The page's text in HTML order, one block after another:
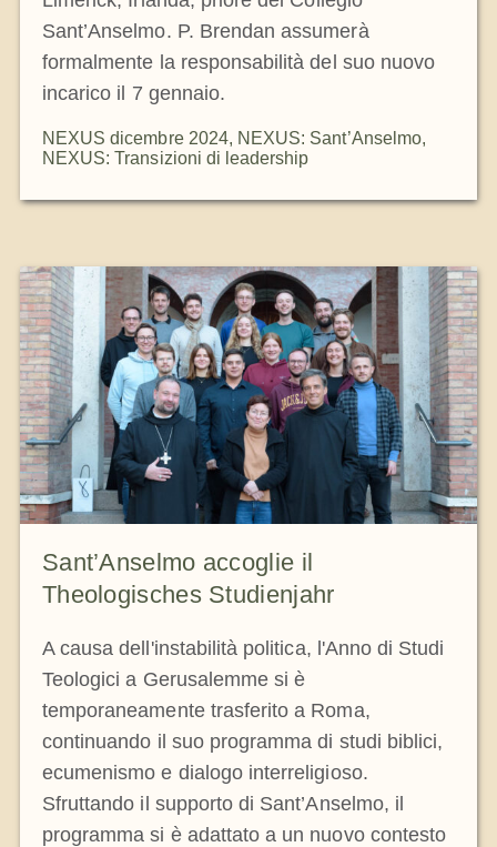
Sant’Anselmo. P. Brendan assumerà
formalmente la responsabilità del suo nuovo
incarico il 7 gennaio.
NEXUS dicembre 2024, NEXUS: Sant’Anselmo,
NEXUS: Transizioni di leadership
Sant’Anselmo accoglie il
Theologisches Studienjahr
A causa dell'instabilità politica, l'Anno di Studi
Teologici a Gerusalemme si è
temporaneamente trasferito a Roma,
continuando il suo programma di studi biblici,
ecumenismo e dialogo interreligioso.
Sfruttando il supporto di Sant’Anselmo, il
programma si è adattato a un nuovo contesto